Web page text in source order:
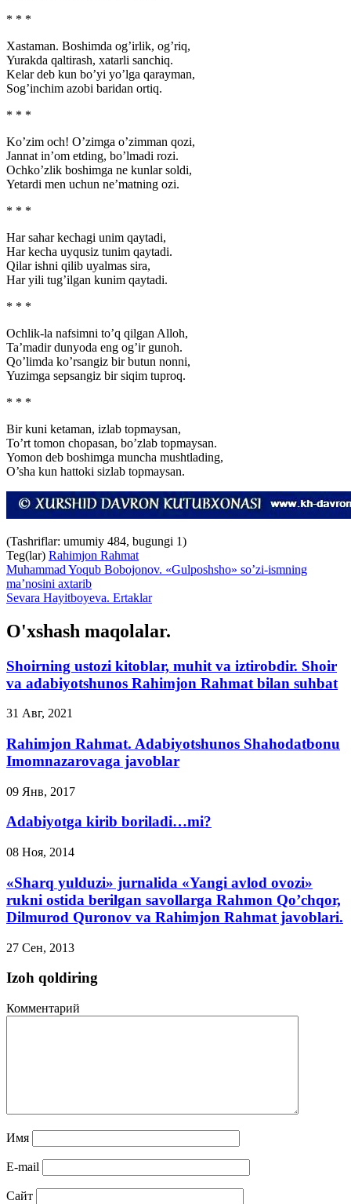
* * *
Xastaman. Boshimda og’irlik, og’riq,
Yurakda qaltirash, xatarli sanchiq.
Kelar deb kun bo’yi yo’lga qarayman,
Sog’inchim azobi baridan ortiq.
* * *
Ko’zim och! O’zimga o’zimman qozi,
Jannat in’om etding, bo’lmadi rozi.
Ochko’zlik boshimga ne kunlar soldi,
Yetardi men uchun ne’matning ozi.
* * *
Har sahar kechagi unim qaytadi,
Har kecha uyqusiz tunim qaytadi.
Qilar ishni qilib uyalmas sira,
Har yili tug’ilgan kunim qaytadi.
* * *
Ochlik-la nafsimni to’q qilgan Alloh,
Ta’madir dunyoda eng og’ir gunoh.
Qo’limda ko’rsangiz bir butun nonni,
Yuzimga sepsangiz bir siqim tuproq.
* * *
Bir kuni ketaman, izlab topmaysan,
To’rt tomon chopasan, bo’zlab topmaysan.
Yomon deb boshimga muncha mushtlading,
O’sha kun hattoki sizlab topmaysan.
(Tashriflar: umumiy 484, bugungi 1)
Teg(lar) Rahimjon Rahmat
Muhammad Yoqub Bobojonov. «Gulposhsho» so’zi-ismning
ma’nosini axtarib
Sevara Hayitboyeva. Ertaklar
O'xshash maqolalar.
Shoirning ustozi kitoblar, muhit va iztirobdir. Shoir
va adabiyotshunos Rahimjon Rahmat bilan suhbat
31 Авг, 2021
Rahimjon Rahmat. Adabiyotshunos Shahodatbonu
Imomnazarovaga javoblar
09 Янв, 2017
Adabiyotga kirib boriladi…mi?
08 Ноя, 2014
«Sharq yulduzi» jurnalida «Yangi avlod ovozi»
rukni ostida berilgan savollarga Rahmon Qo’chqor,
Dilmurod Quronov va Rahimjon Rahmat javoblari.
27 Сен, 2013
Izoh qoldiring
Комментарий
Имя
E-mail
Сайт